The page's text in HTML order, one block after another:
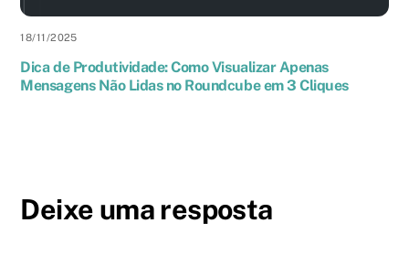
18/11/2025
Dica de Produtividade: Como Visualizar Apenas
Mensagens Não Lidas no Roundcube em 3 Cliques
Deixe uma resposta